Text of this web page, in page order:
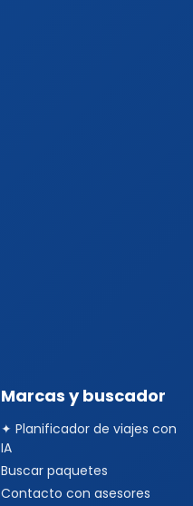
Marcas y buscador
✦ Planificador de viajes con
IA
Buscar paquetes
Contacto con asesores